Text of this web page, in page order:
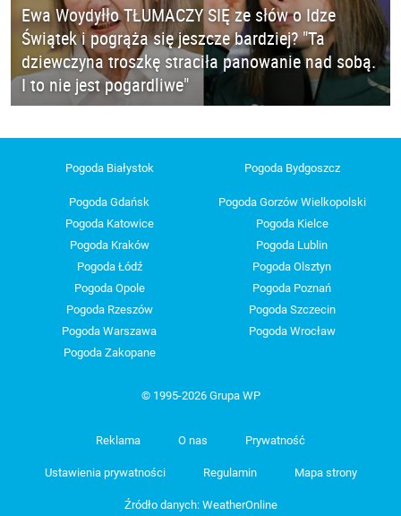
Ewa Woydyłło TŁUMACZY SIĘ ze słów o Idze
Świątek i pogrąża się jeszcze bardziej? "Ta
dziewczyna troszkę straciła panowanie nad sobą.
I to nie jest pogardliwe"
Pogoda Białystok Pogoda Bydgoszcz
Pogoda Gdańsk
Pogoda Gorzów Wielkopolski
Pogoda Katowice
Pogoda Kielce
Pogoda Kraków
Pogoda Lublin
Pogoda Łódź
Pogoda Olsztyn
Pogoda Opole
Pogoda Poznań
Pogoda Rzeszów
Pogoda Szczecin
Pogoda Warszawa
Pogoda Wrocław
Pogoda Zakopane
© 1995-2026 Grupa WP
Reklama O nas Prywatność
Ustawienia prywatności Regulamin Mapa strony
Źródło danych: WeatherOnline